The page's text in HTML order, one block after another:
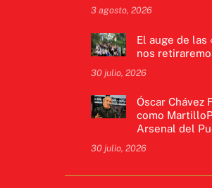
3 agosto, 2026
El auge de las
nos
30 julio, 2026
Óscar Chávez
como
Arsenal del
30 julio, 2026